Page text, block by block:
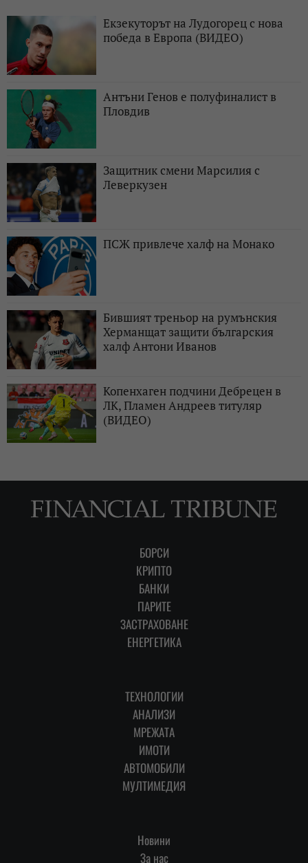
Екзекуторът на Лудогорец с нова
победа в Европа (ВИДЕО)
Антъни Генов е полуфиналист в
Пловдив
Защитник смени Марсилия с
Леверкузен
ПСЖ привлече халф на Монако
Бившият треньор на румънския
Херманщат защити българския
халф Антони Иванов
Копенхаген подчини Дебрецен в
ЛК, Пламен Андреев титуляр
(ВИДЕО)
БОРСИ
КРИПТО
БАНКИ
ПАРИТЕ
ЗАСТРАХОВАНЕ
ЕНЕРГЕТИКА
ТЕХНОЛОГИИ
АНАЛИЗИ
МРЕЖАТА
ИМОТИ
АВТОМОБИЛИ
МУЛТИМЕДИЯ
Новини
За нас